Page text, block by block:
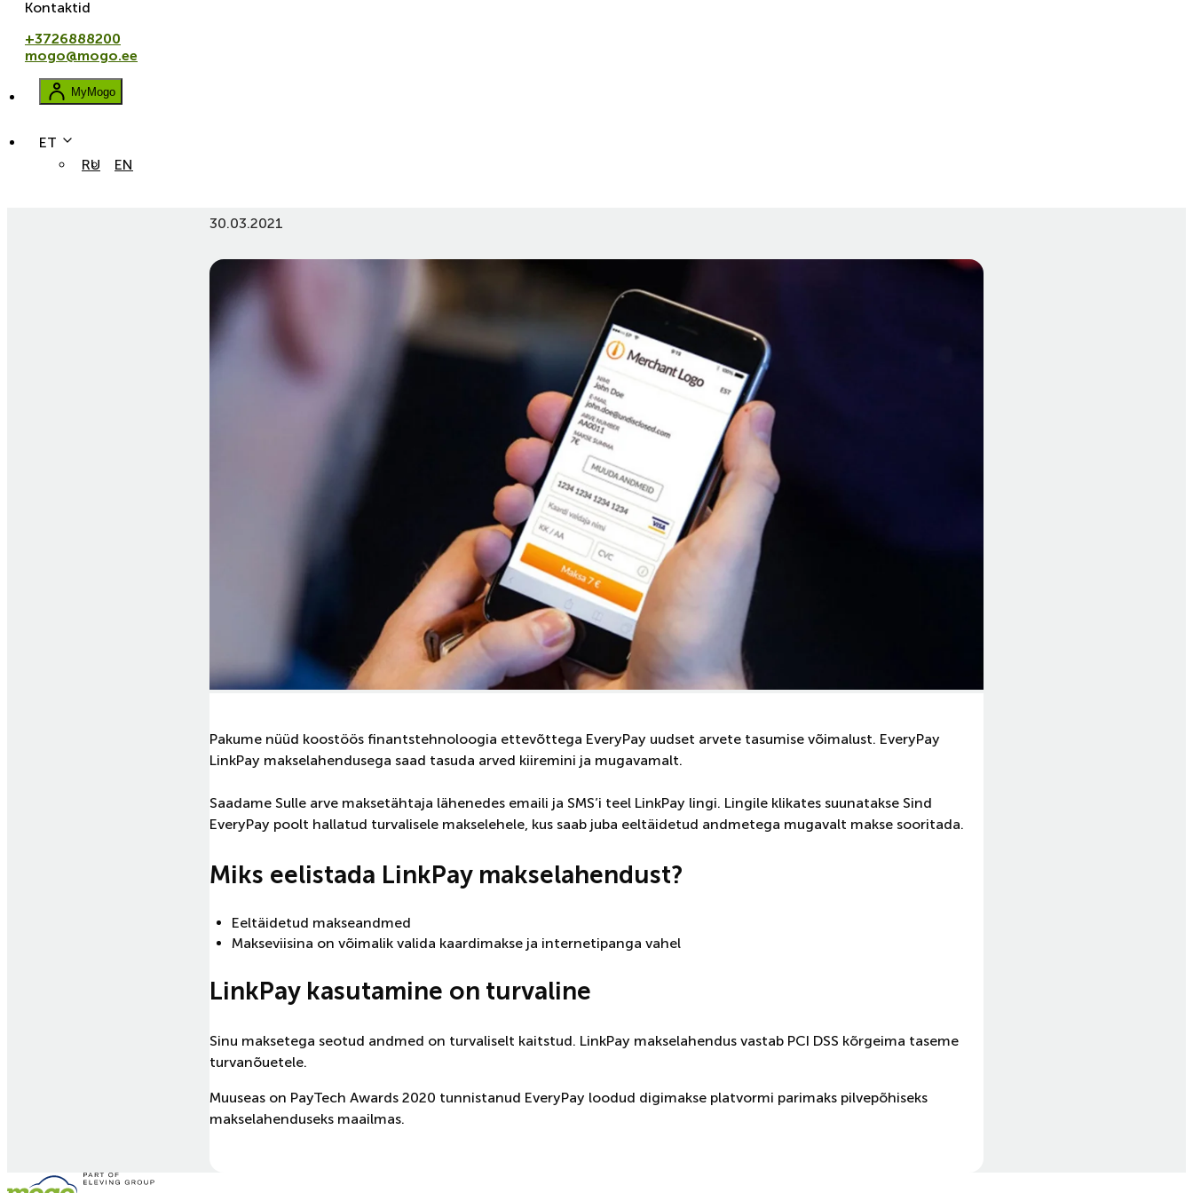
Kontaktid
+3726888200
mogo@mogo.ee
MyMogo
ET
RU
EN
30.03.2021
Pakume nüüd koostöös finantstehnoloogia ettevõttega EveryPay uudset arvete tasumise võimalust. EveryPay
LinkPay makselahendusega saad tasuda arved kiiremini ja mugavamalt.
Saadame Sulle arve maksetähtaja lähenedes emaili ja SMS’i teel LinkPay lingi. Lingile klikates suunatakse Sind
EveryPay poolt hallatud turvalisele makselehele, kus saab juba eeltäidetud andmetega mugavalt makse sooritada.
Miks eelistada LinkPay makselahendust?
Eeltäidetud makseandmed
Makseviisina on võimalik valida kaardimakse ja internetipanga vahel
LinkPay kasutamine on turvaline
Sinu maksetega seotud andmed on turvaliselt kaitstud. LinkPay makselahendus vastab PCI DSS kõrgeima taseme
turvanõuetele.
Muuseas on PayTech Awards 2020 tunnistanud EveryPay loodud digimakse platvormi parimaks pilvepõhiseks
makselahenduseks maailmas.